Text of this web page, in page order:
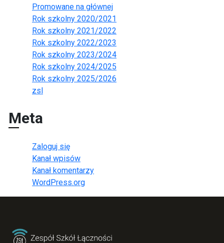
Promowane na głównej
Rok szkolny 2020/2021
Rok szkolny 2021/2022
Rok szkolny 2022/2023
Rok szkolny 2023/2024
Rok szkolny 2024/2025
Rok szkolny 2025/2026
zsl
Meta
Zaloguj się
Kanał wpisów
Kanał komentarzy
WordPress.org